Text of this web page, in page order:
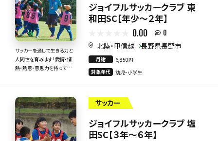
サッカーを通して生きる力と
人間性を育みます！愛情・情
熱・熱意・意思力を持って全
ジョイフルサッカークラブ 東
和田SC【年少～２年】
0.00 0
北陸・甲信越 長野県長野市
月謝
6,850円
対象年代
幼児・小学生
サッカー
ジョイフルサッカークラブ 塩
田SC【３年～６年】